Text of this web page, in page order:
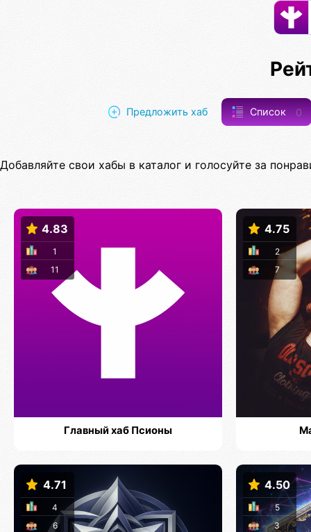
Предложить хаб Список 0
Добавляйте свои хабы в каталог и голосуйте за
4.83
11
1
Главный хаб Псионы
4.75
7
2
4.71
6
4
4.50
3
5